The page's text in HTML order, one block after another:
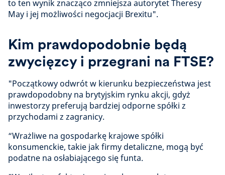
to ten wynik znacząco zmniejsza autorytet Theresy
May i jej możliwości negocjacji Brexitu".
Kim prawdopodobnie będą
zwycięzcy i przegrani na FTSE?
"Początkowy odwrót w kierunku bezpieczeństwa jest
prawdopodobny na brytyjskim rynku akcji, gdyż
inwestorzy preferują bardziej odporne spółki z
przychodami z zagranicy.
“Wrażliwe na gospodarkę krajowe spółki
konsumenckie, takie jak firmy detaliczne, mogą być
podatne na osłabiającego się funta.